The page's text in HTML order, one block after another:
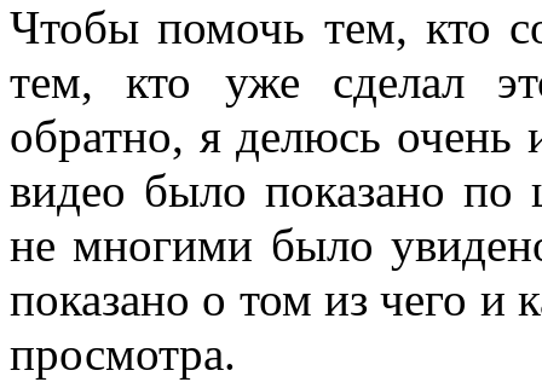
Чтобы помочь тем, кто
тем, кто уже сделал
обратно, я делюсь
видео было показано по
не многими было
показано о том из чего и
просмотра.